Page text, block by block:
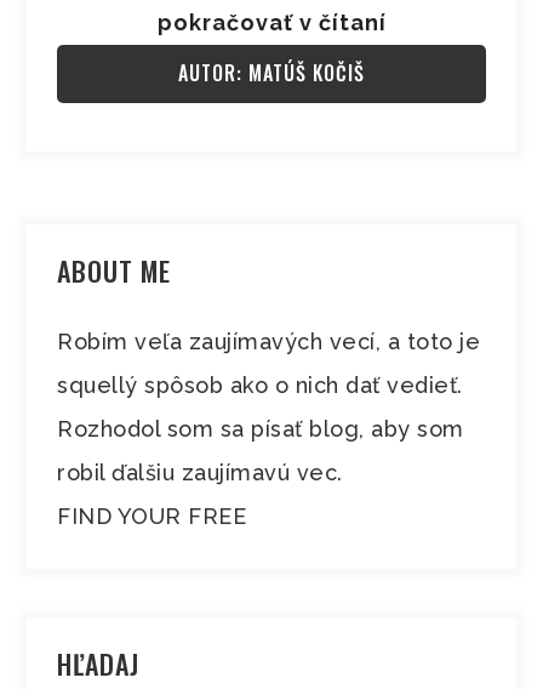
pokračovať v čítaní
AUTOR: MATÚŠ KOČIŠ
ABOUT ME
Robím veľa zaujímavých vecí, a toto je
squellý spôsob ako o nich dať vedieť.
Rozhodol som sa písať blog, aby som
robil ďalšiu zaujímavú vec.
FIND YOUR FREE
HĽADAJ